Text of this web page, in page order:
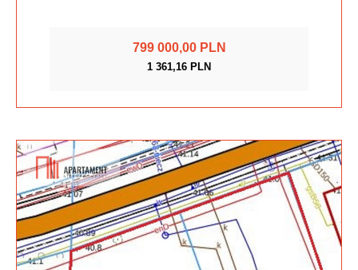
799 000,00 PLN
1 361,16 PLN